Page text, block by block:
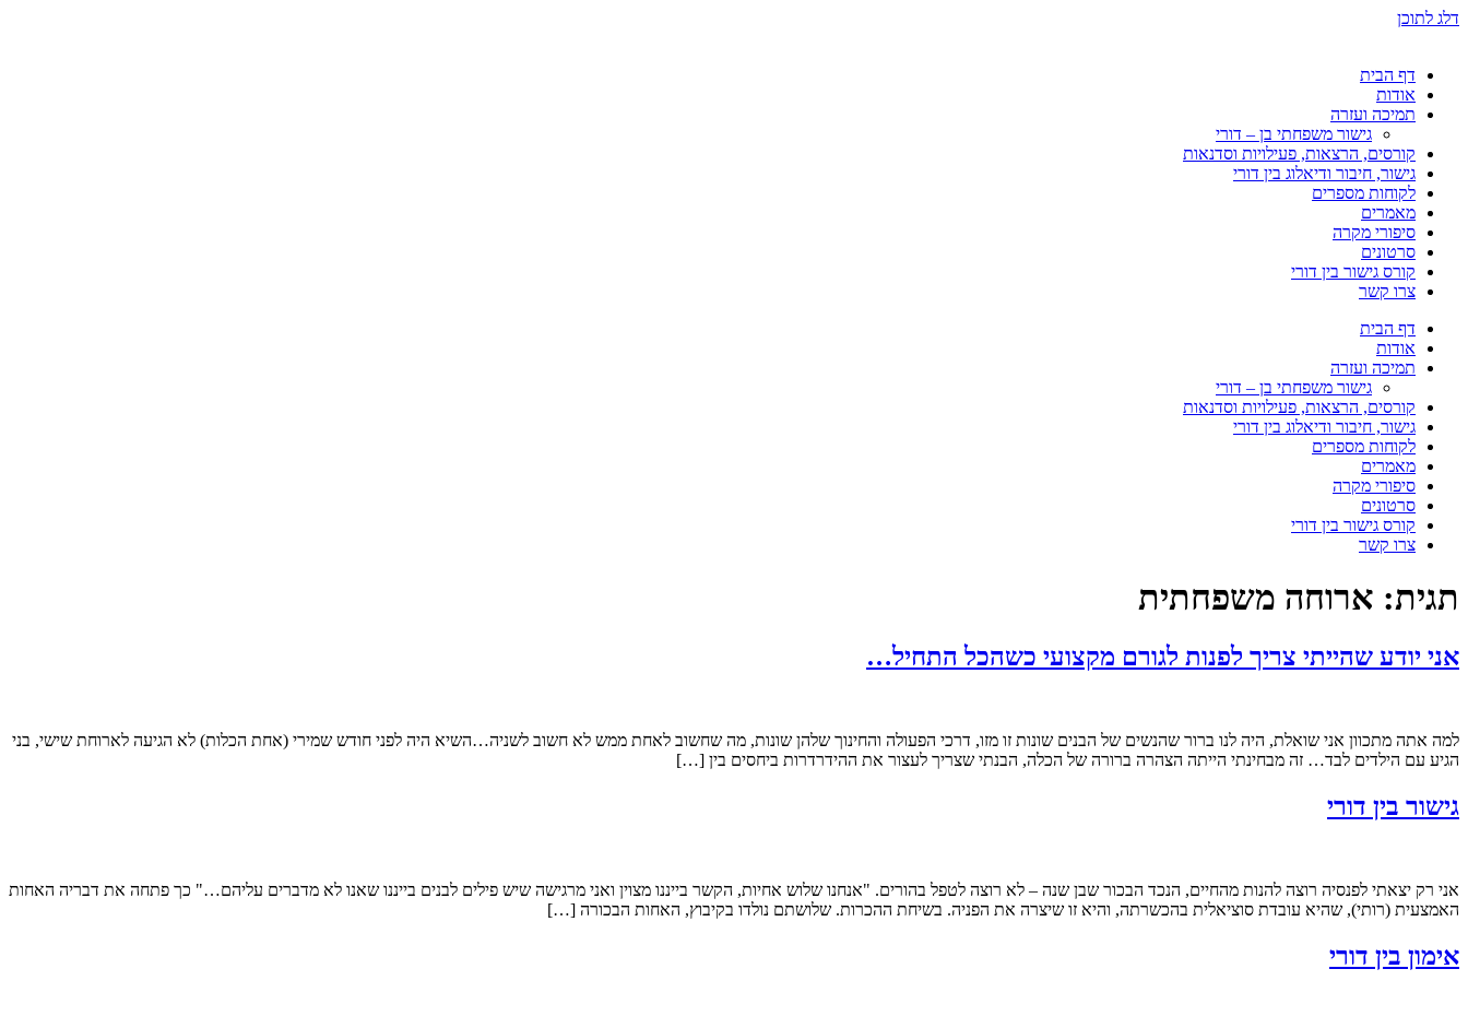
דלג לתוכן
דף הבית
אודות
תמיכה ועזרה
גישור משפחתי בן – דורי
קורסים, הרצאות, פעילויות וסדנאות
גישור, חיבור ודיאלוג בין דורי
לקוחות מספרים
מאמרים
סיפורי מקרה
סרטונים
קורס גישור בין דורי
צרו קשר
דף הבית
אודות
תמיכה ועזרה
גישור משפחתי בן – דורי
קורסים, הרצאות, פעילויות וסדנאות
גישור, חיבור ודיאלוג בין דורי
לקוחות מספרים
מאמרים
סיפורי מקרה
סרטונים
קורס גישור בין דורי
צרו קשר
תגית: ארוחה משפחתית
אני יודע שהייתי צריך לפנות לגורם מקצועי כשהכל התחיל…
למה אתה מתכוון אני שואלת, היה לנו ברור שהנשים של הבנים שונות זו מזו, דרכי הפעולה והחינוך שלהן שונות, מה שחשוב לאחת ממש לא חשוב לשניה…השיא היה לפני חודש שמירי (אחת הכלות) לא הגיעה לארוחת שישי, בני
הגיע עם הילדים לבד… זה מבחינתי הייתה הצהרה ברורה של הכלה, הבנתי שצריך לעצור את ההידרדרות ביחסים בין […]
גישור בין דורי
אני רק יצאתי לפנסיה רוצה להנות מהחיים, הנכד הבכור שבן שנה – לא רוצה לטפל בהורים. "אנחנו שלוש אחיות, הקשר בייננו מצוין ואני מרגישה שיש פילים לבנים בייננו שאנו לא מדברים עליהם…" כך פתחה את דבריה האחות
האמצעית (רותי), שהיא עובדת סוציאלית בהכשרתה, והיא זו שיצרה את הפניה. בשיחת ההכרות. שלושתם נולדו בקיבוץ, האחות הבכורה […]
אימון בין דורי